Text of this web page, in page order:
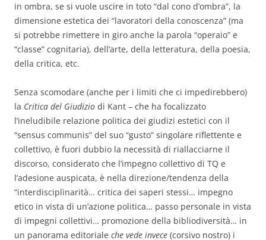
in ombra, se si vuole uscire in toto “dal cono d’ombra”, la
dimensione estetica dei “lavoratori della conoscenza” (ma
si potrebbe rimettere in giro anche la parola “operaio” e
“classe” cognitaria), dell’arte, della letteratura, della poesia,
della critica, etc.
Senza scomodare (anche per i limiti che ci impedirebbero)
la Critica del Giudizio di Kant – che ha focalizzato
l’ineludibile relazione politica dei giudizi estetici con il
“sensus communis” del suo “gusto” singolare riflettente e
collettivo, è fuori dubbio la necessità di riallacciarne il
discorso, considerato che l’impegno collettivo di TQ e
l’adesione auspicata, è nella direzione/tendenza della
“interdisciplinarità… critica dei saperi stessi… impegno
etico in vista di un’azione politica… passo personale in vista
di impegni collettivi… promozione della bibliodiversità… in
un panorama editoriale che vede invece (corsivo nostro) i